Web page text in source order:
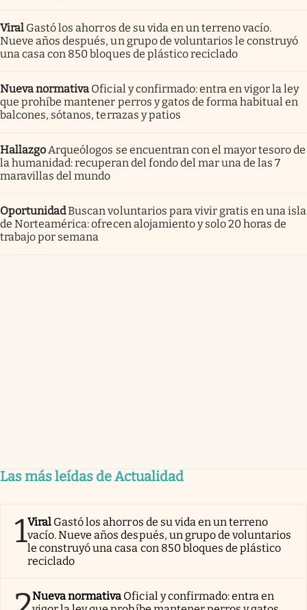
Viral Gastó los ahorros de su vida en un terreno vacío.
Nueve años después, un grupo de voluntarios le construyó
una casa con 850 bloques de plástico reciclado
Nueva normativa Oficial y confirmado: entra en vigor la ley
que prohíbe mantener perros y gatos de forma habitual en
balcones, sótanos, terrazas y patios
Hallazgo Arqueólogos se encuentran con el mayor tesoro de
la humanidad: recuperan del fondo del mar una de las 7
maravillas del mundo
OportunidadBuscan voluntarios para vivir gratis en una isla
de Norteamérica: ofrecen alojamiento y solo 20 horas de
trabajo por semana
Las más leídas de Actualidad
1Viral Gastó los ahorros de su vida en un terreno
vacío. Nueve años después, un grupo de voluntarios
le construyó una casa con 850 bloques de plástico
reciclado
Nueva normativa Oficial y confirmado: entra en